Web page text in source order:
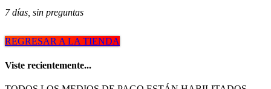
7 días, sin preguntas
REGRESAR A LA TIENDA
Viste recientemente...